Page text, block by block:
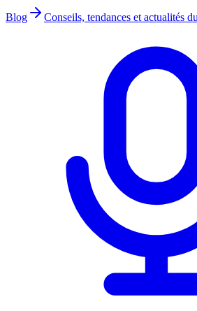
Blog Conseils, tendances et actualités